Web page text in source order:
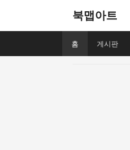
북맵아트
홈 게시판